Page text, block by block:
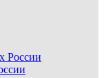
России